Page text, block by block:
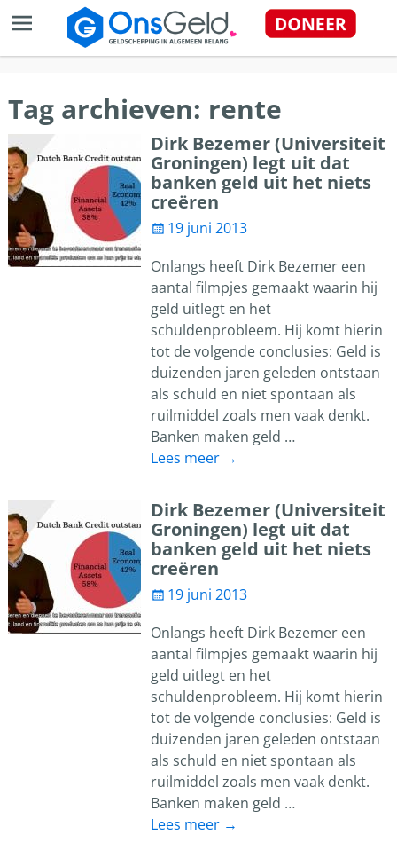
Tag archieven: rente
Dirk Bezemer (Universiteit
Groningen) legt uit dat
banken geld uit het niets
creëren
19 juni 2013
Onlangs heeft Dirk Bezemer een
aantal filmpjes gemaakt waarin hij
geld uitlegt en het
schuldenprobleem. Hij komt hierin
tot de volgende conclusies: Geld is
duizenden jaren geleden ontstaan
als schuld en niet spontaan als
ruilmiddel zoals men vaak denkt.
Banken maken geld …
Lees meer →
Dirk Bezemer (Universiteit
Groningen) legt uit dat
banken geld uit het niets
creëren
19 juni 2013
Onlangs heeft Dirk Bezemer een
aantal filmpjes gemaakt waarin hij
geld uitlegt en het
schuldenprobleem. Hij komt hierin
tot de volgende conclusies: Geld is
duizenden jaren geleden ontstaan
als schuld en niet spontaan als
ruilmiddel zoals men vaak denkt.
Banken maken geld …
Lees meer →